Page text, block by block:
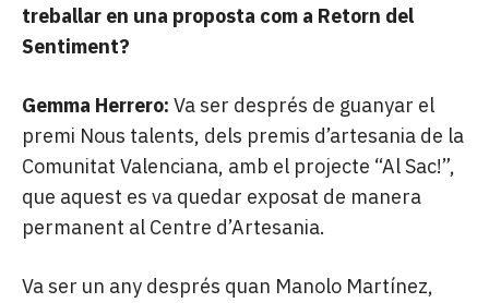
treballar en una proposta com a Retorn del
Sentiment?
Gemma Herrero: Va ser després de guanyar el
premi Nous talents, dels premis d’artesania de la
Comunitat Valenciana, amb el projecte “Al Sac!”,
que aquest es va quedar exposat de manera
permanent al Centre d’Artesania.
Va ser un any després quan Manolo Martínez,